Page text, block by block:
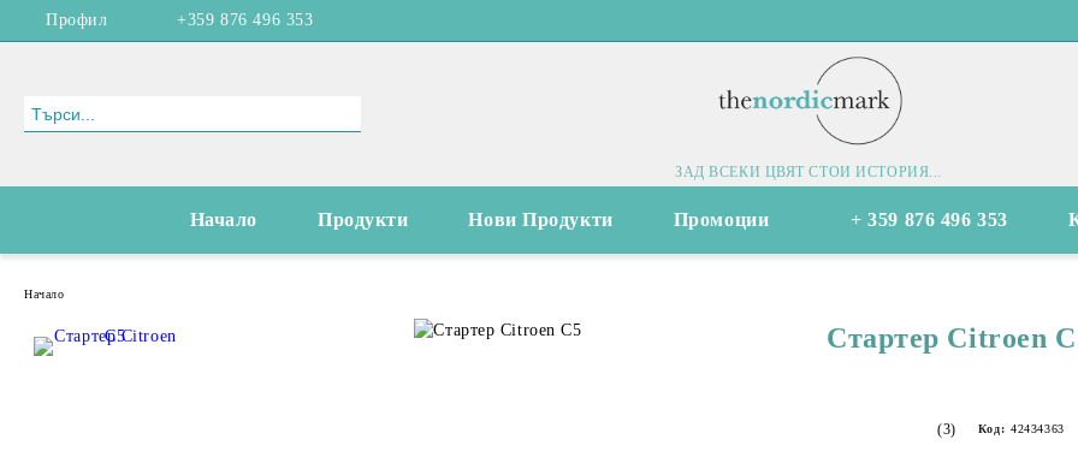
Профил +359 876 496 353
ЗАД ВСЕКИ ЦВЯТ СТОИ ИСТОРИЯ...
Начало Продукти Нови Продукти Промоции + 359 876 496 353
Начало
Стартер Citroen
(3) Код: 42434363